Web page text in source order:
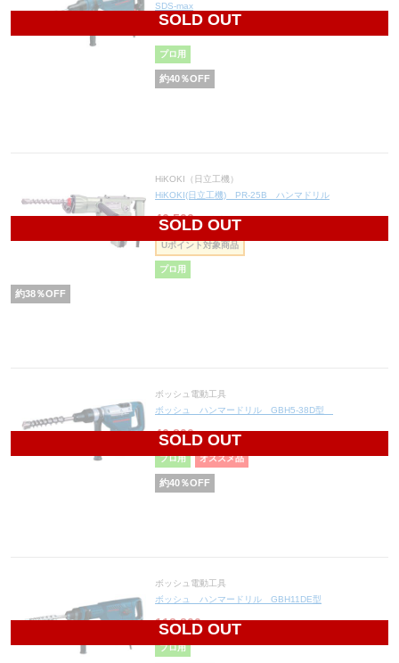
SOLD OUT
SDS-max
81,000
プロ用
約40％OFF
SOLD OUT
HiKOKI（日立工機）
HiKOKI(日立工機) PR-25B ハンマドリル
46,500円(税込51,150円)
Uポイント対象商品
プロ用
約38％OFF
SOLD OUT
ボッシュ電動工具
ボッシュ ハンマードリル GBH5-38D型
46,800円(税込51,480円)
プロ用 オススメ品
約40％OFF
SOLD OUT
ボッシュ電動工具
ボッシュ ハンマードリル GBH11DE型
118,800円(税込130,680円)
プロ用